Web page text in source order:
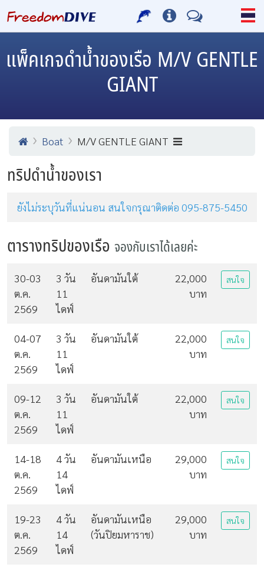
แพ็คเกจดำน้ำของเรือ M/V GENTLE
GIANT
Boat M/V GENTLE GIANT
ทริปดำน้ำของเรา
ยังไม่ระบุวันที่แน่นอน สนใจกรุณาติดต่อ 095-875-5450
ตารางทริปของเรือ จองกับเราได้เลยค่ะ
30-03
ต.ค.
2569
3 วัน
11
ไดฟ์
อันดามันใต้
22,000
บาท
สนใจ
04-07
ต.ค.
2569
3 วัน
11
ไดฟ์
อันดามันใต้
22,000
บาท
สนใจ
09-12
ต.ค.
2569
3 วัน
11
ไดฟ์
อันดามันใต้
22,000
บาท
สนใจ
14-18
ต.ค.
2569
4 วัน
14
ไดฟ์
อันดามันเหนือ
29,000
บาท
สนใจ
19-23
ต.ค.
2569
4 วัน
14
ไดฟ์
อันดามันเหนือ
(วันปิยมหาราช)
29,000
บาท
สนใจ